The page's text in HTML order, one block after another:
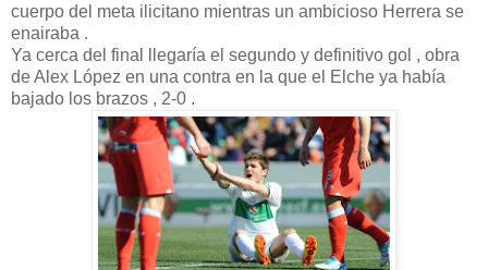
cuerpo del meta ilicitano mientras un ambicioso Herrera se
enairaba .
Ya cerca del final llegaría el segundo y definitivo gol , obra
de Alex López en una contra en la que el Elche ya había
bajado los brazos , 2-0 .